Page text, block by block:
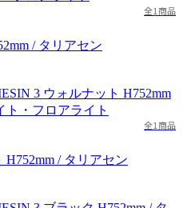
全1商品
/ タリアセン
全1商品
/ タリアセン